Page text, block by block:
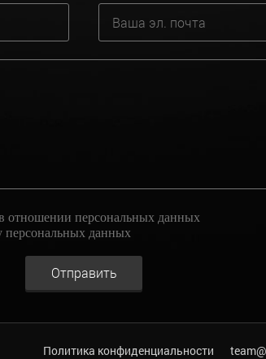
отношении персональных данных
персональных данных
Отправить
Политика конфиденциальности